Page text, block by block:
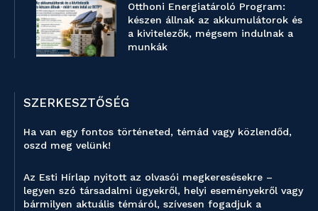
Otthoni Energiatároló Program:
készen állnak az akkumulátorok és
a kivitelezők, mégsem indulnak a
munkák
SZERKESZTŐSÉG
Ha van egy fontos történeted, témád vagy közlendőd,
oszd meg velünk!
Az Esti Hírlap nyitott az olvasói megkeresésekre –
legyen szó társadalmi ügyekről, helyi eseményekről vagy
bármilyen aktuális témáról, szívesen fogadjuk a